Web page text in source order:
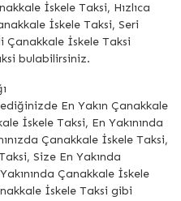
İskele Taksi, Hızlıca
İskele Taksi, Seri
Çanakkale İskele Taksi
bulabilirsiniz.
En Yakın Çanakkale
İskele Taksi, En Yakınında
Çanakkale İskele Taksi,
Size En Yakında
Çanakkale İskele
İskele Taksi gibi